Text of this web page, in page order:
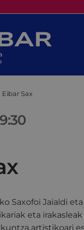
Eibar Sax
Saxofoi Jaialdi
eta
artistikoari